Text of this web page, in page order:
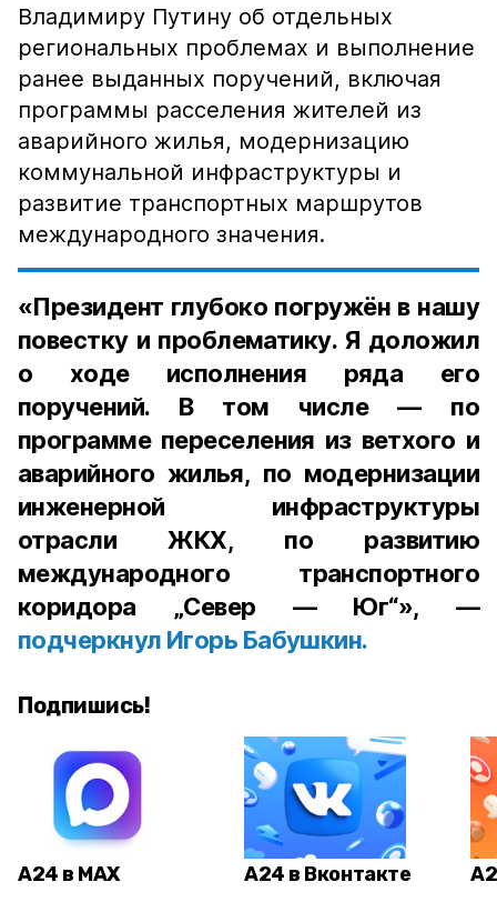
Владимиру Путину об отдельных
региональных проблемах и выполнение
ранее выданных поручений, включая
программы расселения жителей из
аварийного жилья, модернизацию
коммунальной инфраструктуры и
развитие транспортных маршрутов
международного значения.
«Президент глубоко погружён в нашу
повестку и проблематику. Я доложил
о ходе исполнения ряда его
поручений. В том числе — по
программе переселения из ветхого и
аварийного жилья, по модернизации
инженерной инфраструктуры
отрасли ЖКХ, по развитию
международного транспортного
коридора „Север — Юг“», —
подчеркнул Игорь Бабушкин.
Подпишись!
А24 в MAX А24 в Вконтакте